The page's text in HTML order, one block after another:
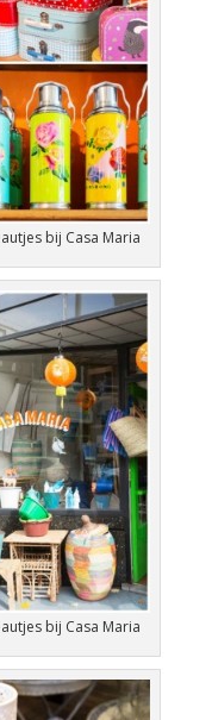
bij Casa Maria
bij Casa Maria